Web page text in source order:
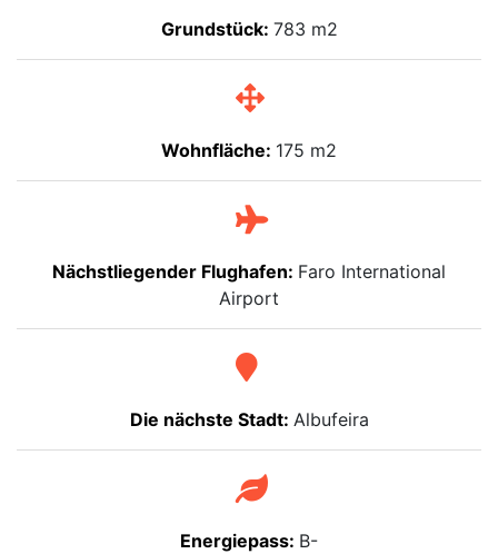
Grundstück: 783 m2
Wohnfläche: 175 m2
Nächstliegender Flughafen: Faro International
Airport
Die nächste Stadt: Albufeira
Energiepass: B-